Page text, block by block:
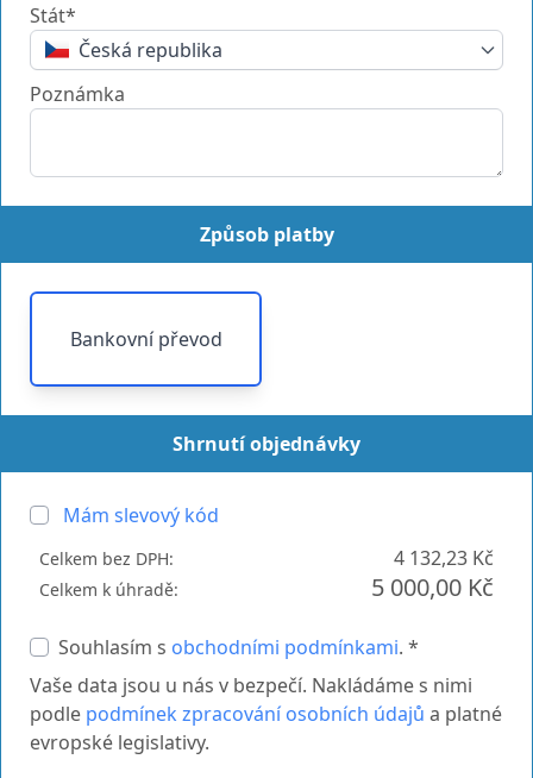
Stát*
Česká republika
Poznámka
Způsob platby
Bankovní převod
Shrnutí objednávky
Mám slevový kód
Celkem bez DPH: 4 132,23 Kč
Celkem k úhradě: 5 000,00 Kč
Souhlasím s obchodními podmínkami. *
Vaše data jsou u nás v bezpečí. Nakládáme s nimi
podle podmínek zpracování osobních údajů a platné
evropské legislativy.